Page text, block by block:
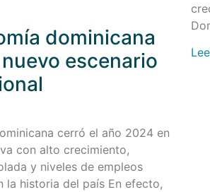
dominicana
escenario
cerró el año 2024 en
con alto crecimiento,
y niveles de empleos
la historia del país En efecto,